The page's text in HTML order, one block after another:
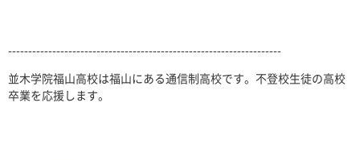
--------------------------------------------------------------------
並木学院福山高校は福山にある通信制高校です。不登校生徒の高校
卒業を応援します。